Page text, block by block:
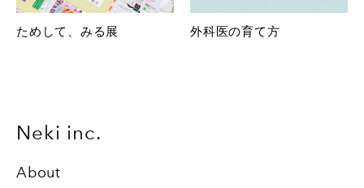
ためして、みる展 外科医の育て方
Neki inc.
About